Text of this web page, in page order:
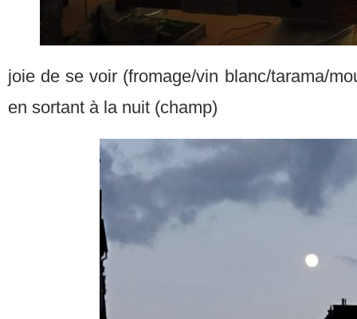
joie de se voir (fromage/vin blanc/tarama/
en sortant à la nuit (champ)